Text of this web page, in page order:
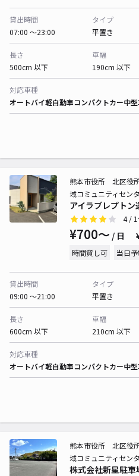
貸出時間
07:00 〜23:00
タイプ
平置き
長さ
500cm 以下
車幅
190cm 以下
対応車種
オートバイ軽自動車コンパクトカー中
アイラブレプト
熊本市役所 北区役
域コミュニティセン
4/ 1
¥700〜 / 日
時間貸し可 当日
貸出時間
09:00 〜21:00
タイプ
平置き
長さ
600cm 以下
車幅
210cm 以下
対応車種
オートバイ軽自動車コンパクトカー中
株式会社新星駐車
熊本市役所 北区役
域コミュニティセン